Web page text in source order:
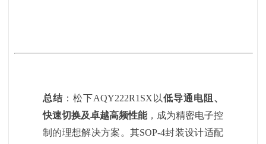
总结：松下AQY222R1SX以低导通电阻、
快速切换及卓越高频性能 ，成为精密电子控
制的理想解决方案。其SOP-4封装设计适配